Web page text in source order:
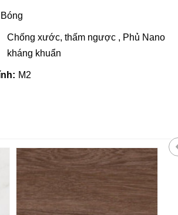
Bóng
Chống xước, thấm ngược , Phủ Nano
kháng khuẩn
M2
Nhà phân phối gạch ngói, sơn
tại Quảng Ngãi